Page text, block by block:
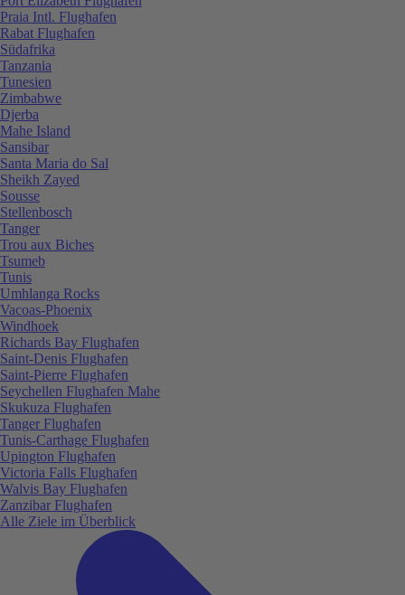
Praia Intl. Flughafen
Rabat Flughafen
Südafrika
Tanzania
Tunesien
Zimbabwe
Djerba
Mahe Island
Sansibar
Santa Maria do Sal
Sheikh Zayed
Sousse
Stellenbosch
Tanger
Trou aux Biches
Tsumeb
Tunis
Umhlanga Rocks
Vacoas-Phoenix
Windhoek
Richards Bay Flughafen
Saint-Denis Flughafen
Saint-Pierre Flughafen
Seychellen Flughafen Mahe
Skukuza Flughafen
Tanger Flughafen
Tunis-Carthage Flughafen
Upington Flughafen
Victoria Falls Flughafen
Walvis Bay Flughafen
Zanzibar Flughafen
Alle Ziele im Überblick